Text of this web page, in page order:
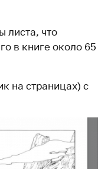
листа, что
в книге около 65
на страницах) с